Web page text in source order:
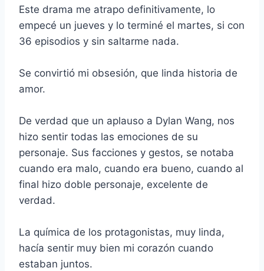
c
b
o
i
t
e
a
l
n
e
r
t
a
s
A
p
y
L
i
l
g
r
m
p
a
r
Este drama me atrapo definitivamente, lo
empecé un jueves y lo terminé el martes, si con
36 episodios y sin saltarme nada.
Se convirtió mi obsesión, que linda historia de
amor.
De verdad que un aplauso a Dylan Wang, nos
hizo sentir todas las emociones de su
personaje. Sus facciones y gestos, se notaba
cuando era malo, cuando era bueno, cuando al
final hizo doble personaje, excelente de
verdad.
La química de los protagonistas, muy linda,
hacía sentir muy bien mi corazón cuando
estaban juntos.